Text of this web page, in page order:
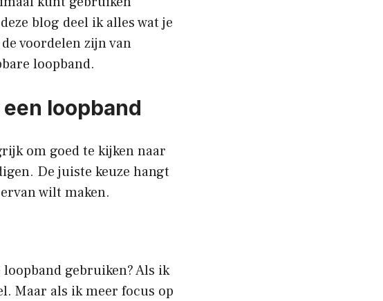
blog deel ik alles wat je
voordelen zijn van
loopband.
loopband
om goed te kijken naar
De juiste keuze hangt
wilt maken.
gebruiken? Als ik
Maar als ik meer focus op